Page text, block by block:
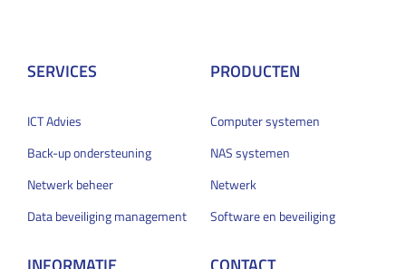
SERVICES
ICT Advies
Back-up ondersteuning
Netwerk beheer
Data beveiliging management
PRODUCTEN
Computer systemen
NAS systemen
Netwerk
Software en beveiliging